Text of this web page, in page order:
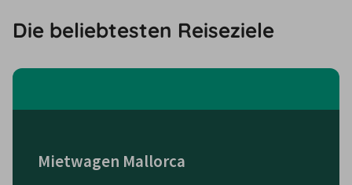
Die beliebtesten Reiseziele
Mietwagen Mallorca